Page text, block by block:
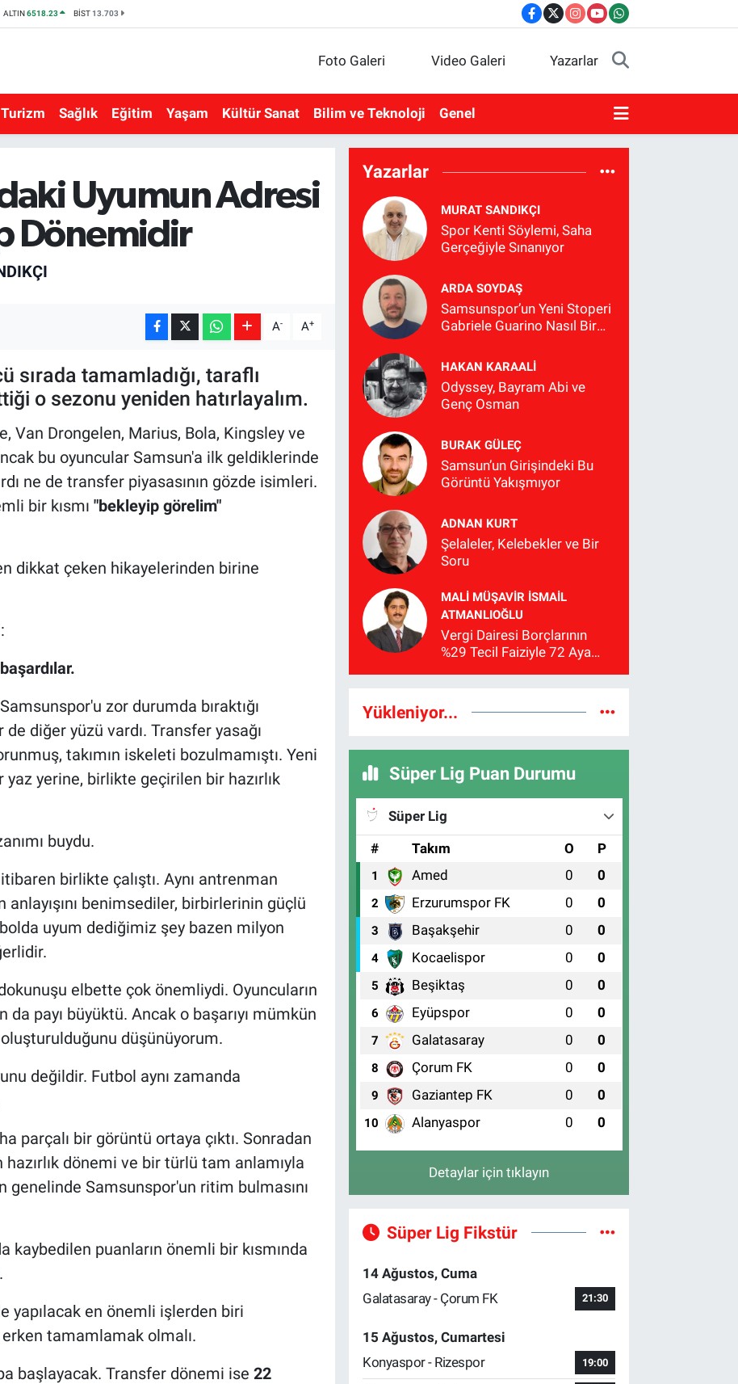
ALTIN6518.23 BİST13.703
Foto Galeri Video Galeri Yazarlar
Turizm Sağlık Eğitim Yaşam Kültür Sanat Bilim ve Teknoloji Genel
Uyumun Adresi
Dönemidir
A- A+
sırada tamamladığı, taraflı
o sezonu yeniden hatırlayalım.
Van Drongelen, Marius, Bola, Kingsley ve
bu oyuncular Samsun'a ilk geldiklerinde
ne de transfer piyasasının gözde isimleri.
bir kısmı "bekleyip görelim"
dikkat çeken hikayelerinden birine
zor durumda bıraktığı
diğer yüzü vardı. Transfer yasağı
takımın iskeleti bozulmamıştı. Yeni
yerine, birlikte geçirilen bir hazırlık
buydu.
birlikte çalıştı. Aynı antrenman
anlayışını benimsediler, birbirlerinin güçlü
uyum dediğimiz şey bazen milyon
elbette çok önemliydi. Oyuncuların
da payı büyüktü. Ancak o başarıyı mümkün
düşünüyorum.
değildir. Futbol aynı zamanda
parçalı bir görüntü ortaya çıktı. Sonradan
dönemi ve bir türlü tam anlamıyla
genelinde Samsunspor'un ritim bulmasını
kaybedilen puanların önemli bir kısmında
yapılacak en önemli işlerden biri
tamamlamak olmalı.
başlayacak. Transfer dönemi ise 22
Yazarlar
MURAT SANDIKÇI
Spor Kenti Söylemi, Saha
Gerçeğiyle Sınanıyor
ARDA SOYDAŞ
Samsunspor’un Yeni Stoperi
Gabriele Guarino Nasıl Bir
HAKAN KARAALİ
Odyssey, Bayram Abi ve
Genç Osman
BURAK GÜLEÇ
Samsun’un Girişindeki Bu
Görüntü Yakışmıyor
ADNAN KURT
Şelaleler, Kelebekler ve Bir
Soru
MALI MÜŞAVIR İSMAIL
ATMANLIOĞLU
Vergi Dairesi Borçlarının
%29 Tecil Faiziyle 72 Aya
Yükleniyor...
Süper Lig Puan Durumu
Süper Lig
#
Takım O P
1 Amed 0 0
2 Erzurumspor FK 0 0
3 Başakşehir 0 0
4 Kocaelispor 0 0
5 Beşiktaş 0 0
6 Eyüpspor 0 0
7 Galatasaray 0 0
8 Çorum FK 0 0
9 Gaziantep FK 0 0
10 Alanyaspor 0 0
Detaylar için tıklayın
Süper Lig Fikstür
14 Ağustos, Cuma
Galatasaray - Çorum FK
21:30
15 Ağustos, Cumartesi
Konyaspor - Rizespor
19:00